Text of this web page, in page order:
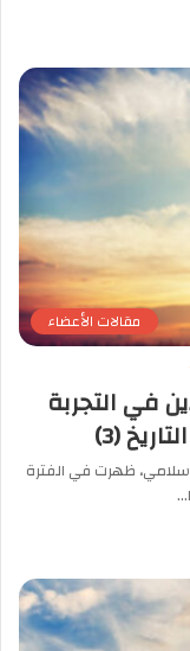
مقالات الأعضاء
بالدين في التجربة
(3)
ظهرت في الفترة